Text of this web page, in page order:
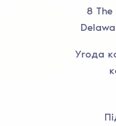
8 The
Угода